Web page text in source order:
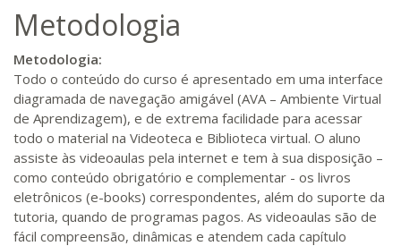
Metodologia
Metodologia:
Todo o conteúdo do curso é apresentado em uma interface
diagramada de navegação amigável (AVA – Ambiente Virtual
de Aprendizagem), e de extrema facilidade para acessar
todo o material na Videoteca e Biblioteca virtual. O aluno
assiste às videoaulas pela internet e tem à sua disposição –
como conteúdo obrigatório e complementar - os livros
eletrônicos (e-books) correspondentes, além do suporte da
tutoria, quando de programas pagos. As videoaulas são de
fácil compreensão, dinâmicas e atendem cada capítulo